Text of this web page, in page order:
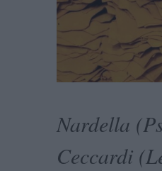
Nardella
Ceccardi